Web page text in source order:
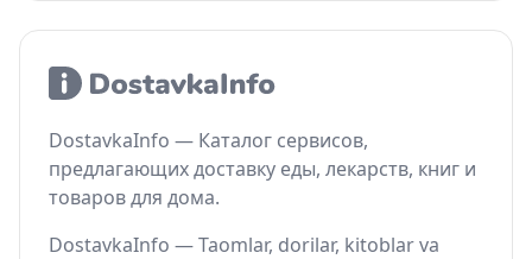
DostavkaInfo — Каталог сервисов,
предлагающих доставку еды, лекарств, книг и
товаров для дома.
DostavkaInfo — Taomlar, dorilar, kitoblar va